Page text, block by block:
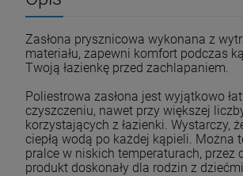
Zasłona prysznicowa wykonana z
materiału, zapewni komfort podczas
Twoją łazienkę przed zachlapaniem.
Poliestrowa zasłona jest wyjątkowo
czyszczeniu, nawet przy większej
korzystających z łazienki. Wystarczy,
ciepłą wodą po każdej kąpieli. Można
pralce w niskich temperaturach, przez
produkt doskonały dla rodzin z